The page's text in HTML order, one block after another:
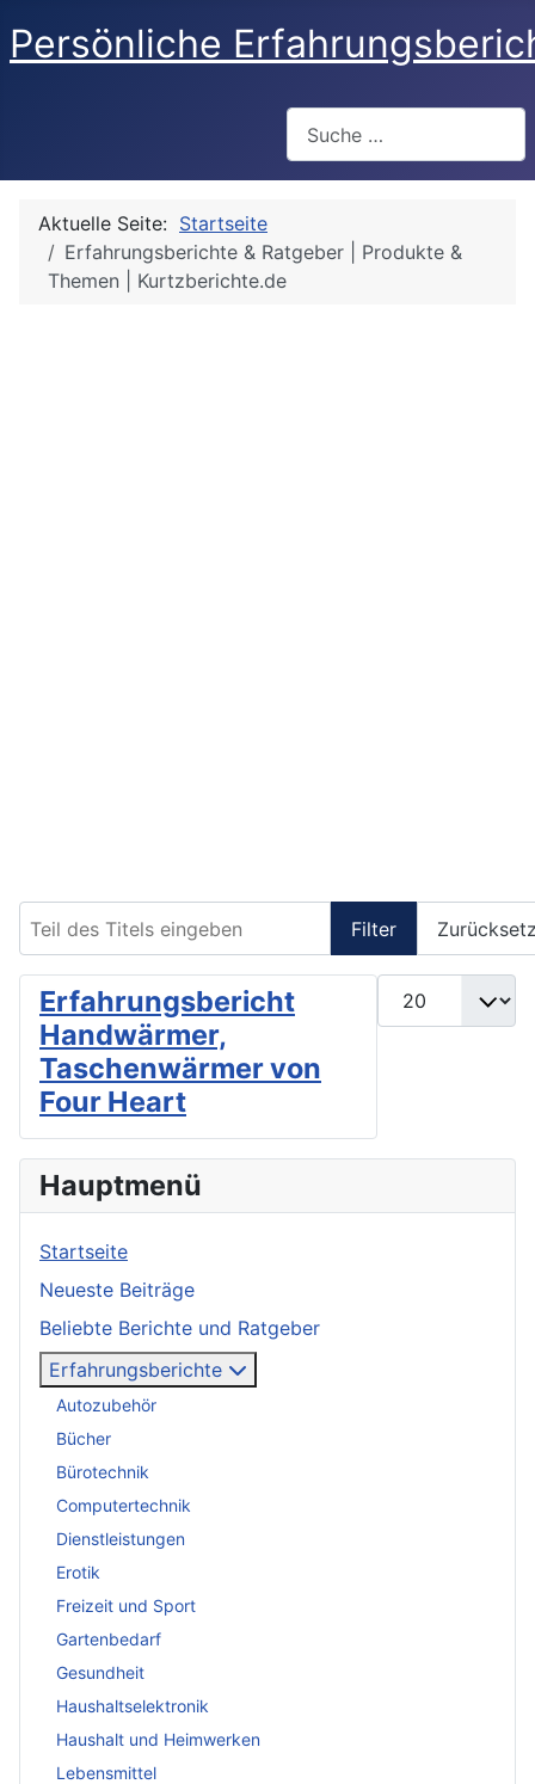
Persönliche
Aktuelle Seite: Startseite
Erfahrungsberichte & Ratgeber | Produkte &
Themen | Kurtzberichte.de
Filter
Anzeige #
Erfahrungsbericht
Handwärmer,
Taschenwärmer von
Four Heart
Hauptmenü
Startseite
Neueste Beiträge
Beliebte Berichte und Ratgeber
Erfahrungsberichte
Autozubehör
Bücher
Bürotechnik
Computertechnik
Dienstleistungen
Erotik
Freizeit und Sport
Gartenbedarf
Gesundheit
Haushaltselektronik
Haushalt und Heimwerken
Lebensmittel